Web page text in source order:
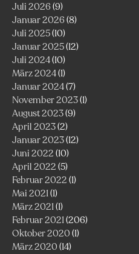
Juli 2026(9)
Januar 2026(8)
Juli 2025(10)
Januar 2025(12)
Juli 2024(10)
März 2024(1)
Januar 2024(7)
November 2023(1)
August 2023(9)
April 2023(2)
Januar 2023(12)
Juni 2022 (10)
April 2022 (5)
Februar 2022 (1)
Mai 2021(1)
März 2021(1)
Februar 2021(206)
Oktober 2020(1)
März 2020(14)